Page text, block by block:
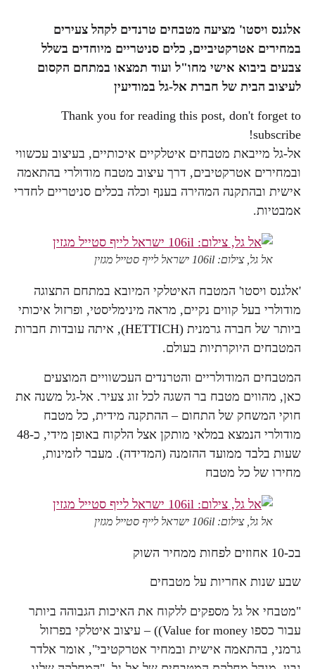
אלגנס ויסטו' מציעה מטבחים טרנדים לקהל צעירים
במחירים אטרקטיביים, כלים סניטריים מיוחדים בשלל
צבעים ביבוא אישי מחו"ל ועוד תמצאו במתחם הקסום
לעיצוב הבית של חברת אל-גל במודיעין
Thank you for reading this post, don't forget to
subscribe!
אל-גל מייבאת מטבחים איטלקיים איכותיים, בעיצוב עכשווי
ובמחירים אטרקטיבים, דרך עיצוב מטבח מודולרי בהתאמה
אישית ובהתקנה המהירה בענף וכלה בכלים סניטריים לחדרי
אמבטיות.
אל גל, צילום: 106il ישראל לייף סטייל מגזין
'אלגנס ויסטו' המטבח האיטלקי המיובא במתחם התצוגה
מודולרי בעל קווים נקיים, מראה מינימליסטי, ופרזול איכותי
ביותר של חברה גרמנית (HETTICH), איתה עובדות חברות
המטבחים היוקרתיות בעולם.
המטבחים המודולריים והטרנדים העכשוויים המוצעים
כאן, מהווים מטבח בר השגה לכל זוג צעיר. אל-גל משנה את
חוקי המשחק של התחום – ההתקנה מידית, כל מטבח
מודולרי הנמצא במלאי מותקן אצל הלקוח באופן מידי, כ-48
שעות בלבד ממועד ההזמנה (המדידה). מעבר לזמינות,
מחירו של כל מטבח
אל גל, צילום: 106il ישראל לייף סטייל מגזין
בכ-10 אחוזים לפחות ממחיר השוק
שבע שנות אחריות על מטבחים
"מטבחי אל גל מספקים ללקוח את האיכות הגבוהה ביותר
עבור כספו Value for money)) – עיצוב איטלקי בפרזול
גרמני, בהתאמה אישית ובמחיר אטרקטיבי", אומר אלדר